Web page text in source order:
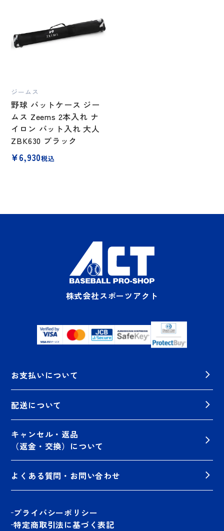
ジームス
野球 バットケース ジー
ムス Zeems 2本入れ ナ
イロン バット入れ 大人
ZBK630 ブラック
¥6,930税込
株式会社スポーツアクト
お支払いについて
配送について
キャンセル・返品
（返金・交換）について
よくある質問・お問い合わせ
プライバシーポリシー
特定商取引法に基づく表記